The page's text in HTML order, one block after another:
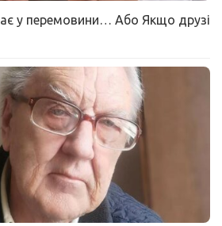
у перемовини… Або Якщо друзі